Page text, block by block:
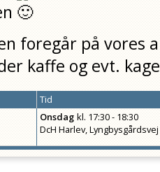
foregår på vores
kaffe og evt. kage
Tid
Onsdag kl. 17:30 - 18:30
DcH Harlev,